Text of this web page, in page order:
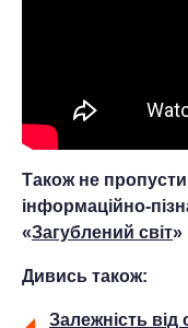
Також не
інформаційно-
«Загублений світ»
Дивись також:
Залежність